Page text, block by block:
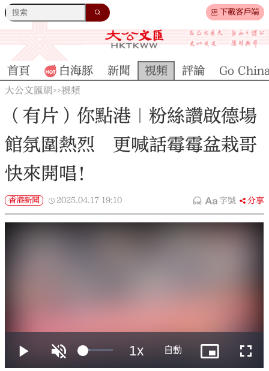
下載客戶端
大公文匯
首頁 白海豚 新聞 視頻 評論 Go
大公文匯網>>視頻
（有片）你點港｜粉絲讚啟德場
館氛圍熱烈 更喊話霉霉盆栽哥
快來開唱！
香港新聞 2025.04.17 19:10 字號 分享